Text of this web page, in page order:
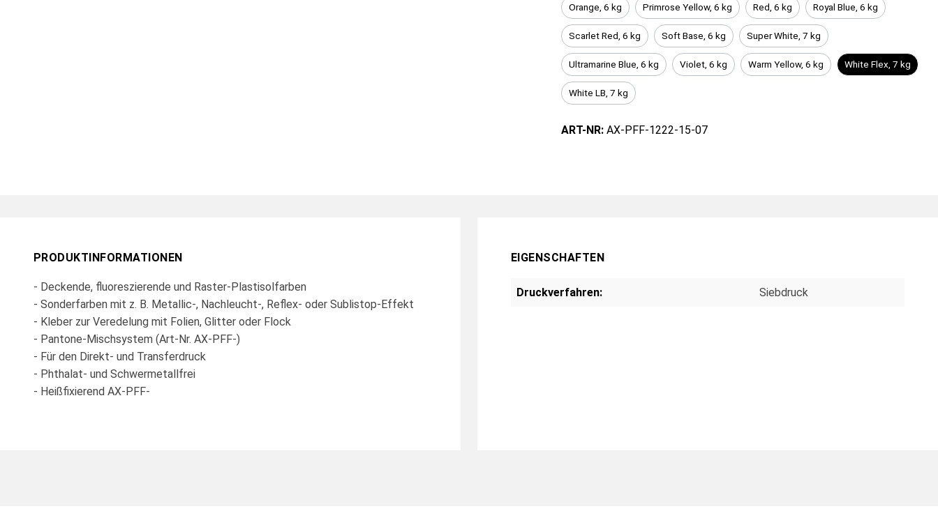
Orange, 6 kg Primrose Yellow, 6 kg Red, 6 kg Royal Blue, 6 kg
Scarlet Red, 6 kg Soft Base, 6 kg Super White, 7 kg
Ultramarine Blue, 6 kg Violet, 6 kg Warm Yellow, 6 kg White Flex, 7 kg
White LB, 7 kg
ART-NR: AX-PFF-1222-15-07
PRODUKTINFORMATIONEN
- Deckende, fluoreszierende und Raster-Plastisolfarben
- Sonderfarben mit z. B. Metallic-, Nachleucht-, Reflex- oder Sublistop-Effekt
- Kleber zur Veredelung mit Folien, Glitter oder Flock
- Pantone-Mischsystem (Art-Nr. AX-PFF-)
- Für den Direkt- und Transferdruck
- Phthalat- und Schwermetallfrei
- Heißfixierend AX-PFF-
EIGENSCHAFTEN
Druckverfahren: Siebdruck